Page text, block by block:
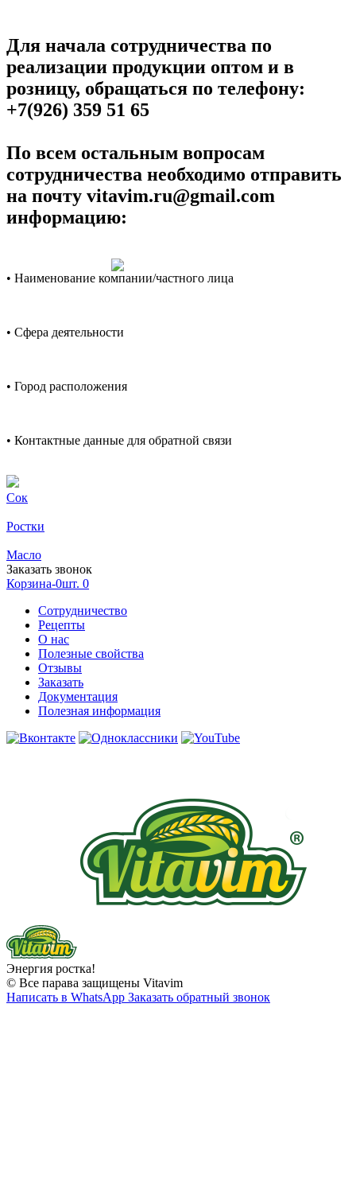
Для начала сотрудничества по
реализации продукции оптом и в
розницу, обращаться по телефону:
+7(926) 359 51 65
По всем остальным вопросам
сотрудничества необходимо отправить
на почту vitavim.ru@gmail.com
информацию:
• Наименование компании/частного лица
• Сфера деятельности
• Город расположения
• Контактные данные для обратной связи
Сок
Ростки
Масло
Заказать звонок
Корзина-0шт. 0
Сотрудничество
Рецепты
О нас
Полезные свойства
Отзывы
Заказать
Документация
Полезная информация
Энергия ростка!
© Все парава защищены Vitavim
Написать в WhatsApp Заказать обратный звонок